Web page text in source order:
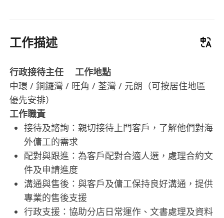
工作描述
行政接待主任 工作地點
中環 / 銅鑼灣 / 旺角 / 荃灣 / 元朗（可按居住地區
優先安排）
工作職責
接待及諮詢：親切接待上門客戶，了解他們對海
外傭工的需求
配對與跟進：為客戶配對合適人選，處理合約文
件及申請進度
溝通與售後：與客戶及傭工保持良好溝通，提供
專業的售後支援
行政支援：協助分店日常運作、文書處理及資料